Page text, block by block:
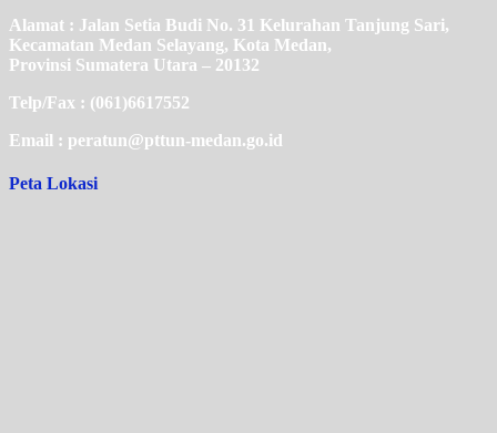
Alamat : Jalan Setia Budi No. 31 Kelurahan Tanjung Sari,
Kecamatan Medan Selayang, Kota Medan,
Provinsi Sumatera Utara – 20132
Telp/Fax : (061)6617552
Email : peratun@pttun-medan.go.id
Peta Lokasi